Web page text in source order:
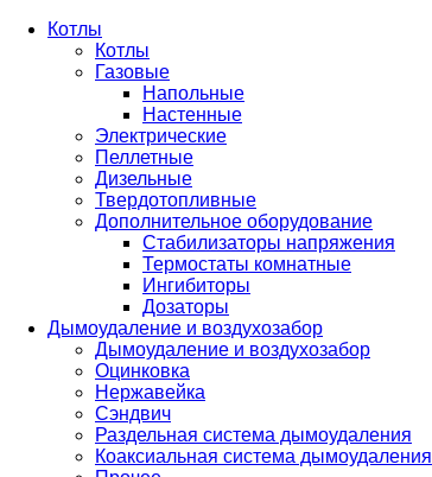
Котлы
Котлы
Газовые
Напольные
Настенные
Электрические
Пеллетные
Дизельные
Твердотопливные
Дополнительное оборудование
Стабилизаторы напряжения
Термостаты комнатные
Ингибиторы
Дозаторы
Дымоудаление и воздухозабор
Дымоудаление и воздухозабор
Оцинковка
Нержавейка
Сэндвич
Раздельная система дымоудаления
Коаксиальная система дымоудаления